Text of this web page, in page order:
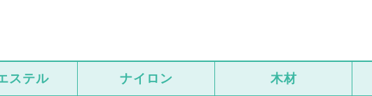
ステル ナイロン 木材